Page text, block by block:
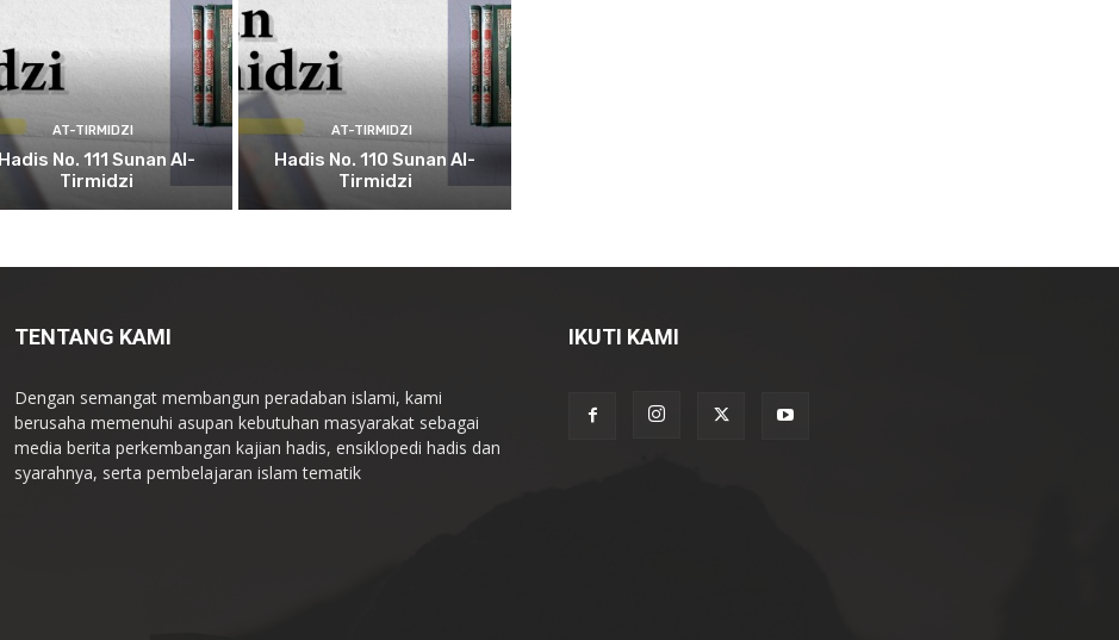
AT-TIRMIDZI
Hadis No. 111 Sunan Al-
Tirmidzi
AT-TIRMIDZI
Hadis No. 110 Sunan Al-
Tirmidzi
TENTANG KAMI
Dengan semangat membangun peradaban islami, kami
berusaha memenuhi asupan kebutuhan masyarakat sebagai
media berita perkembangan kajian hadis, ensiklopedi hadis dan
syarahnya, serta pembelajaran islam tematik
IKUTI KAMI